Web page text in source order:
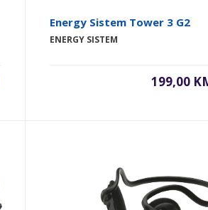
Energy Sistem Tower 3 G2
ENERGY SISTEM
199,00